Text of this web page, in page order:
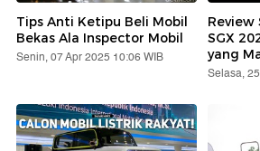
Tips Anti Ketipu Beli Mobil
Bekas Ala Inspector Mobil
Senin, 07 Apr 2025 10:06 WIB
Review
SGX
yang
Selasa,